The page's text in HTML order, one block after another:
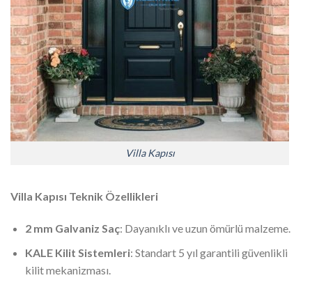
Villa Kapısı
Villa Kapısı Teknik Özellikleri
2 mm Galvaniz Saç: Dayanıklı ve uzun ömürlü malzeme.
KALE Kilit Sistemleri: Standart 5 yıl garantili güvenlikli
kilit mekanizması.